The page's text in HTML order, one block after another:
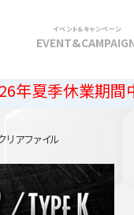
イベント＆キャンペーン
業期間中の出荷
リアファイル